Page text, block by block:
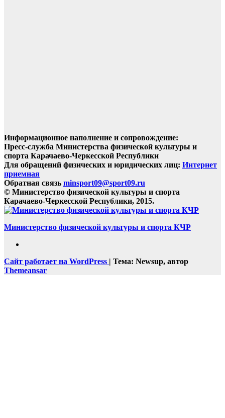
Информационное наполнение и сопровождение:
Пресс-служба Министерства физической культуры и
спорта Карачаево-Черкесской Республики
Для обращений физических и юридических лиц: Интернет
приемная
Обратная связь minsport09@sport09.ru
© Министерство физической культуры и спорта
Карачаево-Черкесской Республики, 2015.
Министерство физической культуры и спорта КЧР
Сайт работает на WordPress | Тема: Newsup, автор
Themeansar